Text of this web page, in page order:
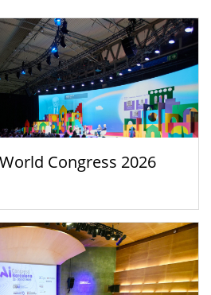
Congress 2026